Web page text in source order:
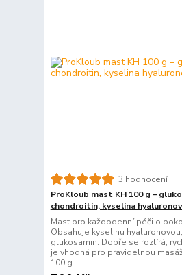
3 hodnocení
ProKloub mast KH 100 g –
chondroitin, kyselina
Mast pro každodenní péči o
Obsahuje kyselinu
glukosamin. Dobře se roztírá,
je vhodná pro pravidelnou
100 g.